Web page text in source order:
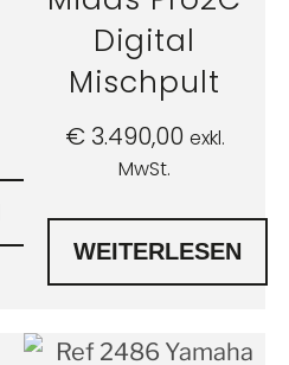
Digital
Mischpult
€3.490,00 exkl.
MwSt.
WEITERLESEN